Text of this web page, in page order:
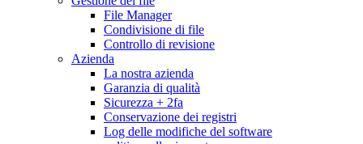
File Manager
Condivisione di file
Controllo di revisione
Azienda
La nostra azienda
Garanzia di qualità
Sicurezza + 2fa
Conservazione dei registri
Log delle modifiche del software